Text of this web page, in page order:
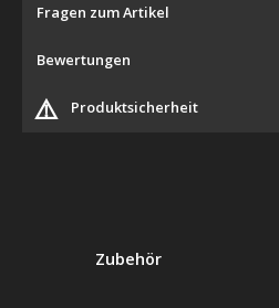
⚠️ Produktsicherheit
Fragen zum Artikel
Bewertungen
Produktgalerie überspringen
Zubehör